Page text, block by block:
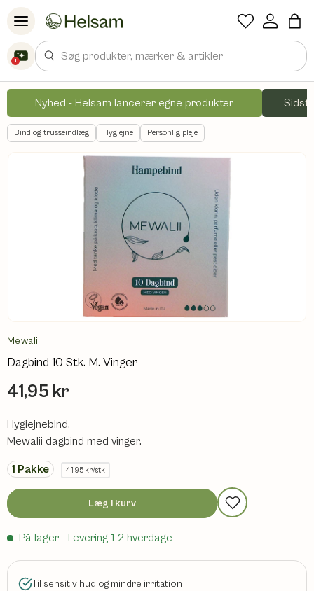
Spring til indhold
1
Søg
Nyhed - Helsam lancerer egne produkter
Bind og trusseindlæg Hygiejne Personlig pleje
Mewalii
Dagbind 10 Stk. M. Vinger
41,95 kr
Hygiejnebind.
Mewalii dagbind med vinger.
1 Pakke 41,95 kr/stk
Læg i kurv
På lager - Levering 1-2 hverdage
Til sensitiv hud og mindre irritation